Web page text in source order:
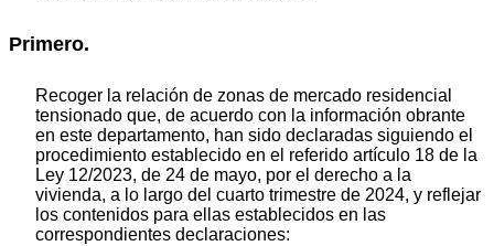
Primero.
Recoger la relación de zonas de mercado residencial
tensionado que, de acuerdo con la información obrante
en este departamento, han sido declaradas siguiendo el
procedimiento establecido en el referido artículo 18 de la
Ley 12/2023, de 24 de mayo, por el derecho a la
vivienda, a lo largo del cuarto trimestre de 2024, y reflejar
los contenidos para ellas establecidos en las
correspondientes declaraciones: